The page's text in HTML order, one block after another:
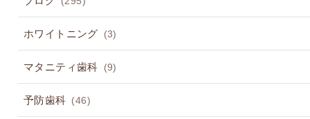
ホワイトニング (3)
マタニティ歯科 (9)
予防歯科 (46)